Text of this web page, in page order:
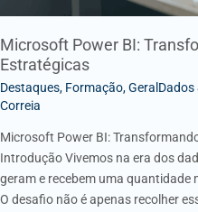
Microsoft Power BI:
Estratégicas
Destaques, Formação,GeralDados
Correia
Microsoft Power BI:
Introdução Vivemos na era dos
geram e recebem uma
O desafio não é apenas recolher